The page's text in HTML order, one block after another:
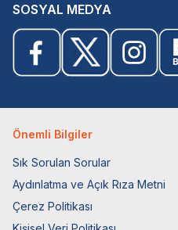
SOSYAL MEDYA
Önemli Bilgiler
Sık Sorulan Sorular
Aydınlatma ve Açık Rıza Metni
Çerez Politikası